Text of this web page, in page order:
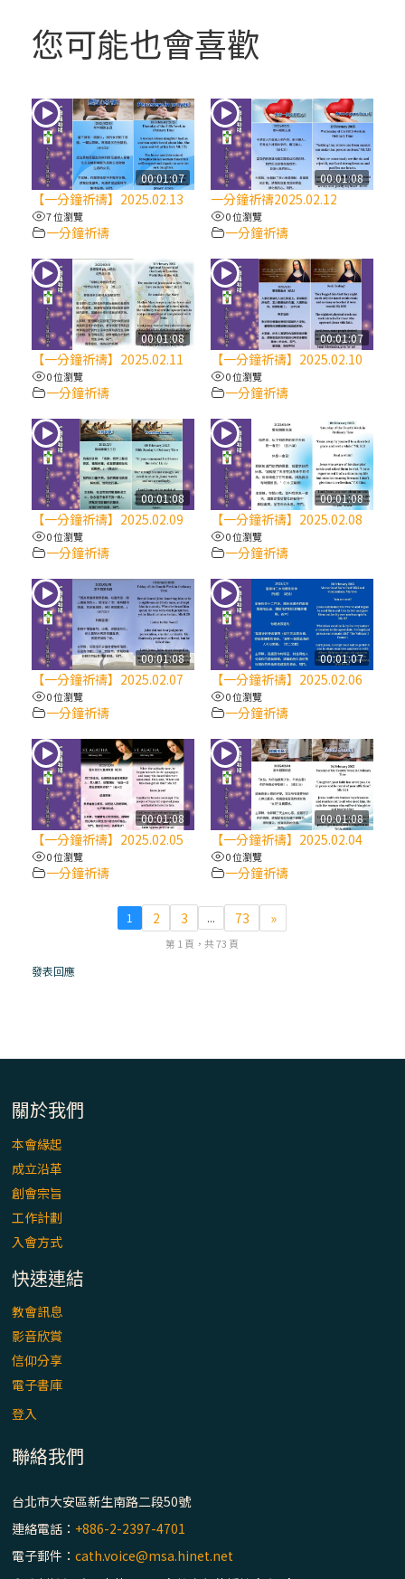
人相遇
(2)黃敏正主教帶你做「四旬期避靜」—【逾
越的智慧】：七項齋戒的意義與益處
【信仰之旅】第九集：「如果你的痛苦比快
樂多」—歐義明神父 / 應芝莉老師
(1)黃敏正主教帶你做「四旬期避靜」—【逾
越的智慧】：聖方濟的靈修，「不占為己
有」
【信仰之旅】第八集：「耶穌為什麼降生到
人世」—高樂祈修女
2025/10/10【萬物讚頌頌歌 – 太陽與生態音
樂會】紀念聖方濟與已逝教宗方濟各（中）
2025/10/10【萬物讚頌頌歌 – 太陽與生態音
樂會】紀念聖方濟與已逝教宗方濟各（下）
2025/10/10【萬物讚頌頌歌 – 太陽與生態音
樂會】紀念聖方濟與已逝教宗方濟各（上）
(9完結)黃敏正主教帶你做【將臨期避靜】—
匝凱的「新生命」：利他與內化
降生成人與人同在＝「厄瑪努爾」
(7)黃敏正主教帶你做【將臨期避靜】—耶穌
降生人間，需要人的「接納」
(6)黃敏正主教帶你做【將臨期避靜】—「馬
(5)黃敏正主教帶你做【將臨期避靜】—「福
主教座堂(下)
「禧年 來~」第十四集：續談《在希望中得
救》通諭中的「希望」 / 花蓮美崙進教之佑
您可能也會喜歡
00:01:07
【一分鐘祈禱】2025.02.13
7 位瀏覽
一分鐘祈禱
00:01:08
一分鐘祈禱2025.02.12
0 位瀏覽
一分鐘祈禱
00:01:08
【一分鐘祈禱】2025.02.11
0 位瀏覽
一分鐘祈禱
00:01:07
【一分鐘祈禱】2025.02.10
0 位瀏覽
一分鐘祈禱
00:01:08
【一分鐘祈禱】2025.02.09
0 位瀏覽
一分鐘祈禱
00:01:08
【一分鐘祈禱】2025.02.08
0 位瀏覽
一分鐘祈禱
00:01:08
【一分鐘祈禱】2025.02.07
0 位瀏覽
一分鐘祈禱
00:01:07
【一分鐘祈禱】2025.02.06
0 位瀏覽
一分鐘祈禱
00:01:08
【一分鐘祈禱】2025.02.05
0 位瀏覽
一分鐘祈禱
00:01:08
【一分鐘祈禱】2025.02.04
0 位瀏覽
一分鐘祈禱
1 2 3 ... 73 »
第 1 頁，共 73 頁
發表回應
關於我們
本會緣起
成立沿革
創會宗旨
工作計劃
入會方式
快速連結
教會訊息
影音欣賞
信仰分享
電子書庫
登入
聯絡我們
台北市大安區新生南路二段50號
連絡電話： +886-2-2397-4701
電子郵件：cath.voice@msa.hinet.net